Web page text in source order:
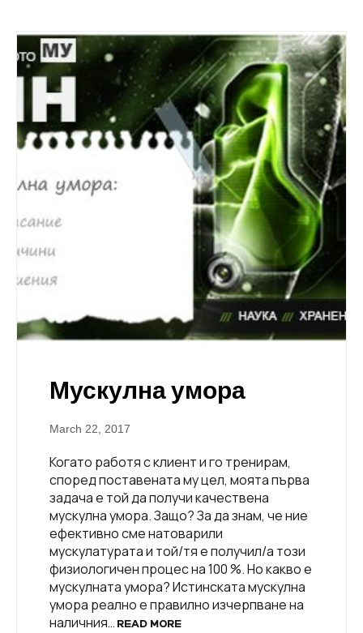
Мускулна умора
March 22, 2017
Когато работя с клиент и го тренирам,
според поставената му цел, моята първа
задача е той да получи качествена
мускулна умора. Защо? За да знам, че ние
ефективно сме натоварили
мускулатурата и той/тя е получил/а този
физиологичен процес на 100 %. Но какво е
мускулната умора? Истинската мускулна
умора реално е правилно изчерпване на
наличния… READ MORE